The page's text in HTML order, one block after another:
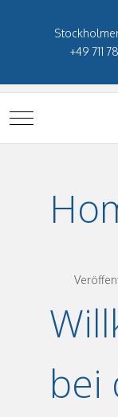
+49 711
Mobile Menu
bei